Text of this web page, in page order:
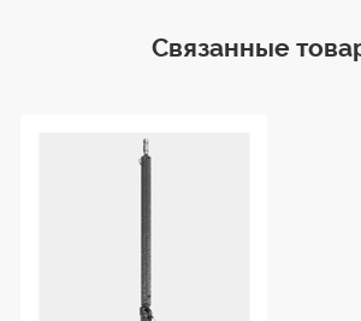
Связанные